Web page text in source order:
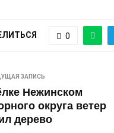
0
ЗАПИСЬ
Нежинском
округа ветер
дерево